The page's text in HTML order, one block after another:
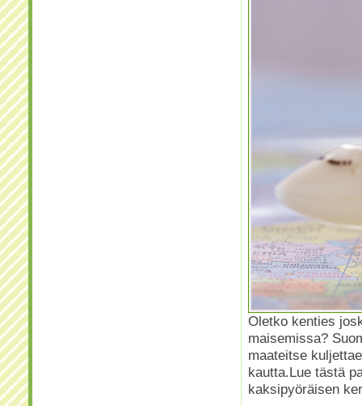
Oletko kenties
maisemissa?
maateitse
kautta.Lue tästä
kaksipyöräisen